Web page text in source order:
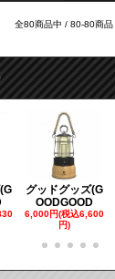
全80商品中 / 80-80商品
グッドグッズ(G
OODGOOD
6,000円(税込6,600
円)